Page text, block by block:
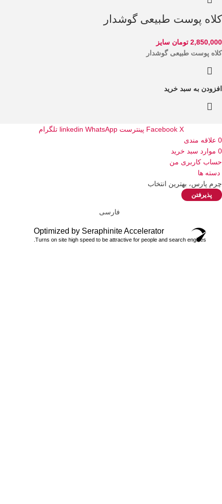
کلاه پوست طبیعی گوشدار
2,850,000 تومان سایز
کلاه پوست طبیعی گوشدار
افزودن به سبد خرید
Facebook X پینترست linkedin WhatsApp
تلگرام
0 علاقه مندی
0 موارد سبد خرید
حساب کاربری من
دسته ها
چرم پارس، بهترین انتخاب
پذیرفتن
فارسی
Optimized by Seraphinite Accelerator
Turns on site high speed to be attractive for people and search engines.